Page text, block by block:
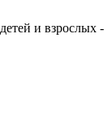
и взрослых -